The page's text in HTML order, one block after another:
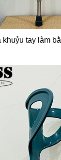
khuỷu tay làm